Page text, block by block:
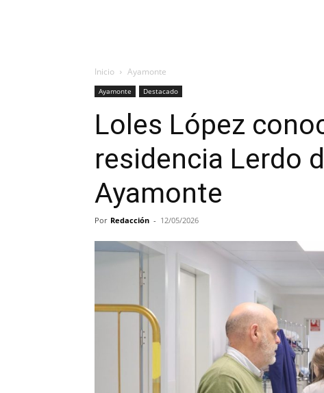
Inicio Ayamonte
Ayamonte Destacado
Loles López
residencia Lerdo
Ayamonte
Por Redacción - 12/05/2026